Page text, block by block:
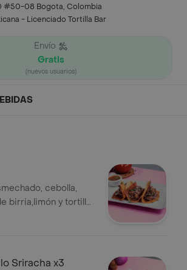
#50-08 Bogota, Colombia
- Licenciado Tortilla Bar
Envío
Gratis
(nuevos usuarios)
cebolla,
birria,limón y tortilla
+ consome
Sriracha x3